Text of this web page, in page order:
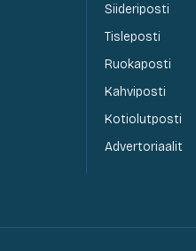
Siideriposti
Tisleposti
Ruokaposti
Kahviposti
Kotiolutposti
Advertoriaalit